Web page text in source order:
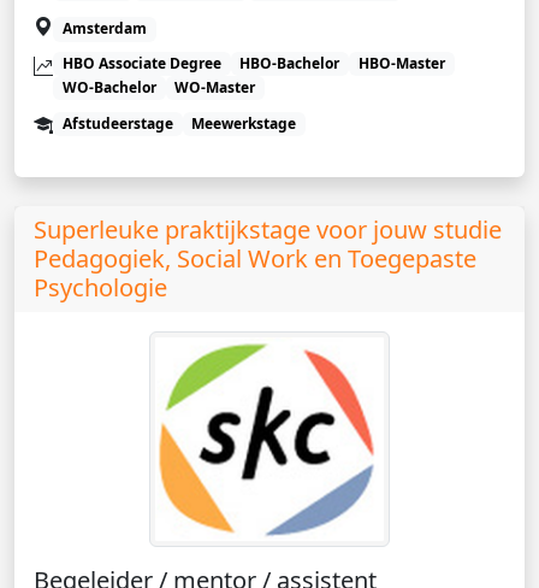
Amsterdam
HBO Associate Degree
HBO-Bachelor
HBO-Master
WO-Bachelor
WO-Master
Afstudeerstage
Meewerkstage
Superleuke praktijkstage voor jouw studie
Pedagogiek, Social Work en Toegepaste
Psychologie
Begeleider / mentor / assistent